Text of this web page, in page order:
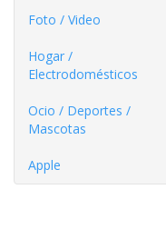
Foto / Video
Hogar /
Electrodomésticos
Ocio / Deportes /
Mascotas
Apple